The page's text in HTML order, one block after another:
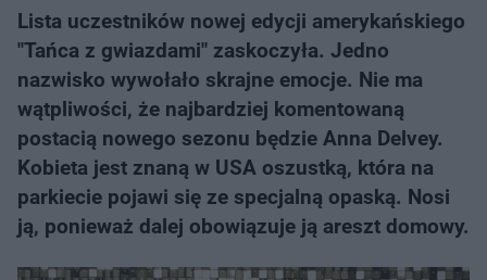
Lista uczestników nowej edycji amerykańskiego
"Tańca z gwiazdami" zaskoczyła. Jedno
nazwisko wywołało skrajne emocje. Nie ma
wątpliwości, że najbardziej komentowaną
postacią nowego sezonu będzie Anna Delvey.
Kobieta jest znaną w USA oszustką, która na
parkiecie pojawi się ze specjalną opaską. Nosi
ją, ponieważ dalej obowiązuje ją areszt domowy.